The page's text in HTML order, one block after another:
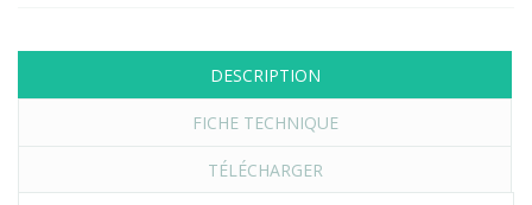
DESCRIPTION
FICHE TECHNIQUE
TÉLÉCHARGER